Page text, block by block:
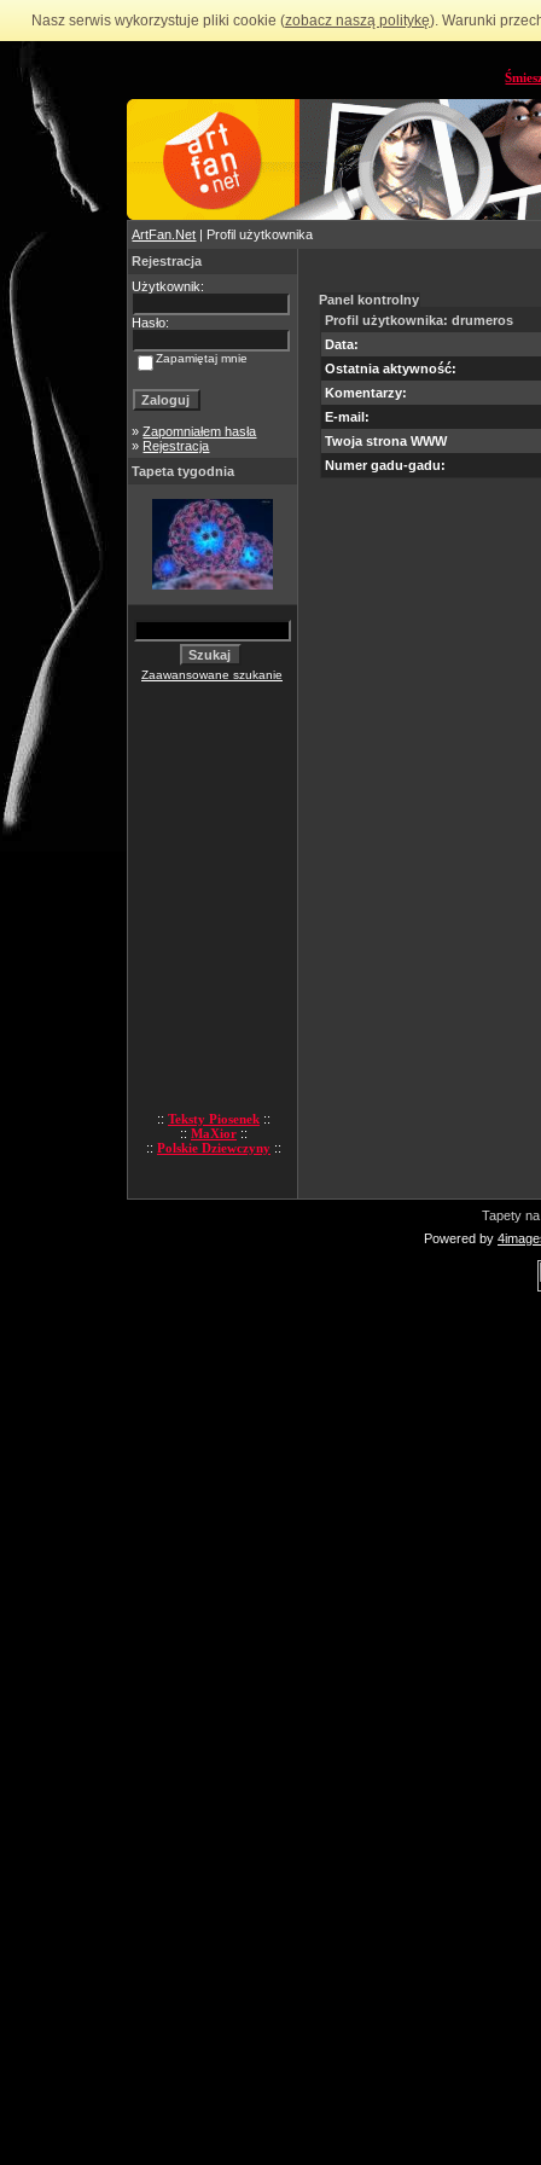
Nasz serwis wykorzystuje pliki cookie (zobacz naszą politykę). Warunki
ArtFan.Net | Profil użytkownika
Rejestracja
Użytkownik:
Hasło:
Zapamiętaj mnie
»Zapomniałem hasła
» Rejestracja
Tapeta tygodnia
Zaawansowane szukanie
:: Teksty Piosenek ::
:: MaXior ::
:: Polskie Dziewczyny ::
Panel kontrolny
Profil użytkownika: drumeros
Data:
Ostatnia aktywność:
Komentarzy:
E-mail:
Twoja strona WWW
Numer gadu-gadu:
Tapety
Powered by